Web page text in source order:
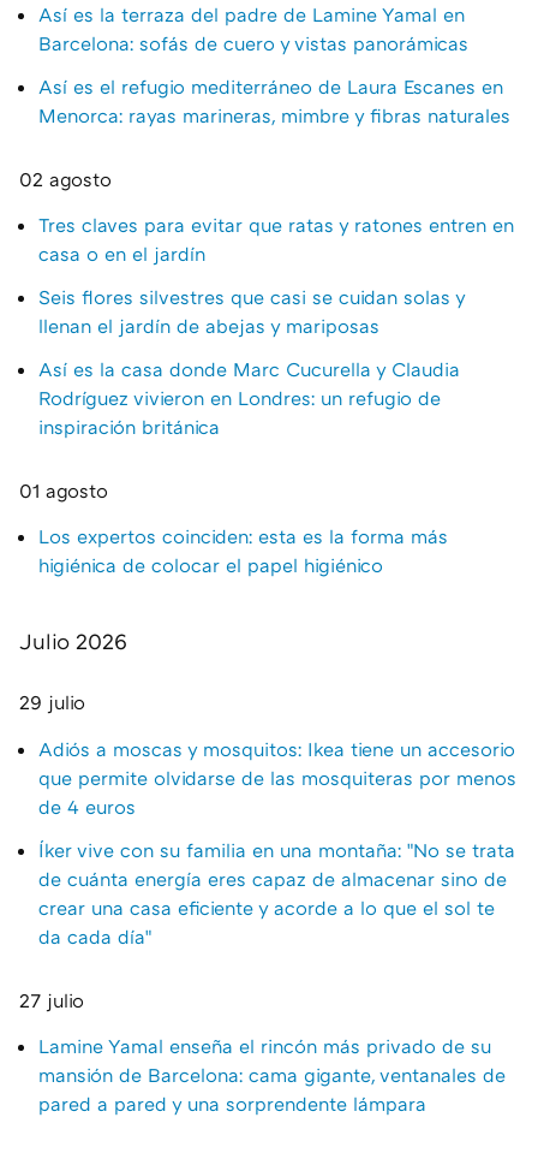
Así es la terraza del padre de Lamine Yamal en
Barcelona: sofás de cuero y vistas panorámicas
Así es el refugio mediterráneo de Laura Escanes en
Menorca: rayas marineras, mimbre y fibras naturales
02 agosto
Tres claves para evitar que ratas y ratones entren en
casa o en el jardín
Seis flores silvestres que casi se cuidan solas y
llenan el jardín de abejas y mariposas
Así es la casa donde Marc Cucurella y Claudia
Rodríguez vivieron en Londres: un refugio de
inspiración británica
01 agosto
Los expertos coinciden: esta es la forma más
higiénica de colocar el papel higiénico
Julio 2026
29 julio
Adiós a moscas y mosquitos: Ikea tiene un accesorio
que permite olvidarse de las mosquiteras por menos
de 4 euros
Íker vive con su familia en una montaña: "No se trata
de cuánta energía eres capaz de almacenar sino de
crear una casa eficiente y acorde a lo que el sol te
da cada día"
27 julio
Lamine Yamal enseña el rincón más privado de su
mansión de Barcelona: cama gigante, ventanales de
pared a pared y una sorprendente lámpara